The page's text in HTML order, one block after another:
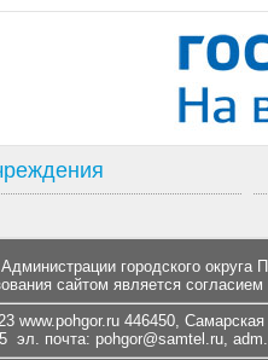
городского округа
сайтом является
www.pohgor.ru 446450,
эл. почта: pohgor@samtel.ru,